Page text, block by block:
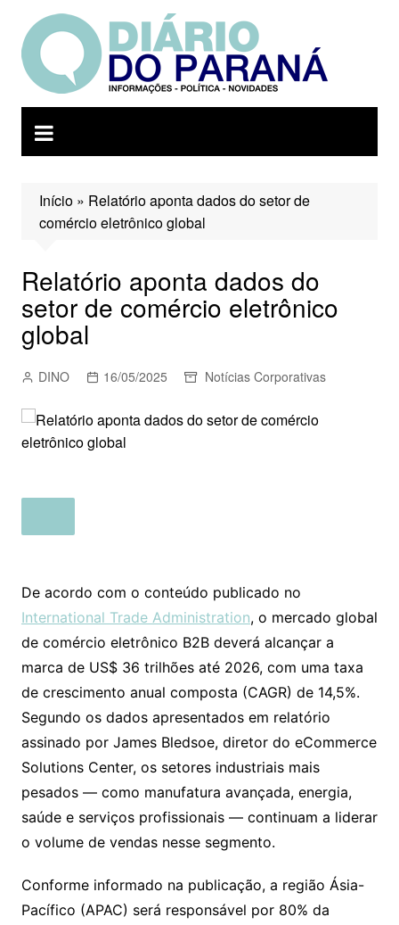
para
conteúdo
Início» Relatório aponta dados do setor de
comércio eletrônico global
Relatório aponta dados do
setor de comércio eletrônico
global
DINO 16/05/2025 Notícias Corporativas
De acordo com o conteúdo publicado no
International Trade Administration, o mercado global
de comércio eletrônico B2B deverá alcançar a
marca de US$ 36 trilhões até 2026, com uma taxa
de crescimento anual composta (CAGR) de 14,5%.
Segundo os dados apresentados em relatório
assinado por James Bledsoe, diretor do eCommerce
Solutions Center, os setores industriais mais
pesados — como manufatura avançada, energia,
saúde e serviços profissionais — continuam a liderar
o volume de vendas nesse segmento.
Conforme informado na publicação, a região Ásia-
Pacífico (APAC) será responsável por 80% da